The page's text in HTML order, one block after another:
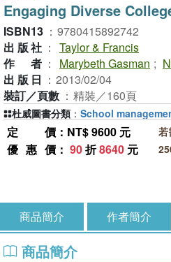
Engaging Diverse
ISBN13 ： 9780415892742
出版社 ： Taylor & Francis
作者 ： Marybeth Gasman ;
出版日 ： 2013/02/04
裝訂／頁數 ： 精裝／160頁
定價 ：NT$ 9600 元
優惠價 ： 90折8640 元
若
杜威圖書分類 ： School
商品簡介 作者簡介
商品簡介